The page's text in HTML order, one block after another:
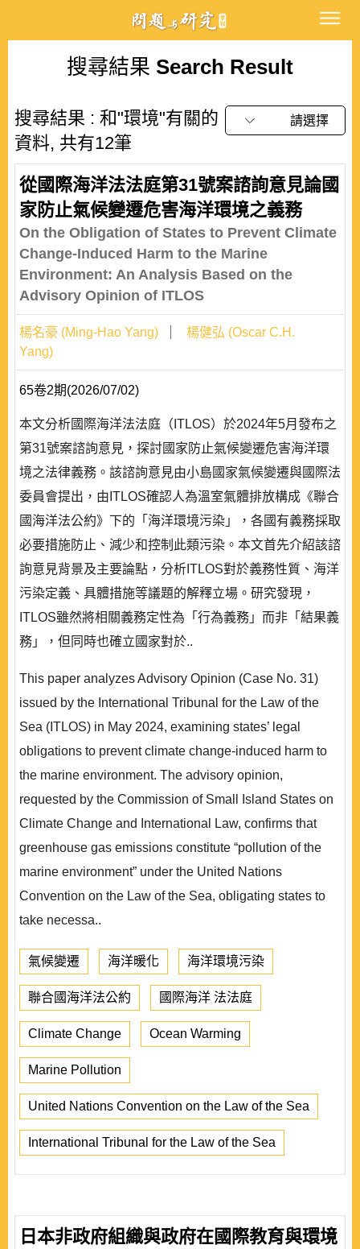
搜尋結果 Search Result
搜尋結果 : 和"環境"有關的
資料, 共有12筆
請選擇
從國際海洋法法庭第31號案諮詢意見論國
家防止氣候變遷危害海洋環境之義務
On the Obligation of States to Prevent Climate
Change-Induced Harm to the Marine
Environment: An Analysis Based on the
Advisory Opinion of ITLOS
楊名豪 (Ming-Hao Yang)
楊健弘 (Oscar C.H.
Yang)
65卷2期(2026/07/02)
本文分析國際海洋法法庭（ITLOS）於2024年5月發布之
第31號案諮詢意見，探討國家防止氣候變遷危害海洋環
境之法律義務。該諮詢意見由小島國家氣候變遷與國際法
委員會提出，由ITLOS確認人為溫室氣體排放構成《聯合
國海洋法公約》下的「海洋環境污染」，各國有義務採取
必要措施防止、減少和控制此類污染。本文首先介紹該諮
詢意見背景及主要論點，分析ITLOS對於義務性質、海洋
污染定義、具體措施等議題的解釋立場。研究發現，
ITLOS雖然將相關義務定性為「行為義務」而非「結果義
務」，但同時也確立國家對於..
This paper analyzes Advisory Opinion (Case No. 31)
issued by the International Tribunal for the Law of the
Sea (ITLOS) in May 2024, examining states’ legal
obligations to prevent climate change-induced harm to
the marine environment. The advisory opinion,
requested by the Commission of Small Island States on
Climate Change and International Law, confirms that
greenhouse gas emissions constitute “pollution of the
marine environment” under the United Nations
Convention on the Law of the Sea, obligating states to
take necessa..
氣候變遷 海洋暖化 海洋環境污染
聯合國海洋法公約 國際海洋 法法庭
Climate Change Ocean Warming
Marine Pollution
United Nations Convention on the Law of the Sea
International Tribunal for the Law of the Sea
日本非政府組織與政府在國際教育與環境